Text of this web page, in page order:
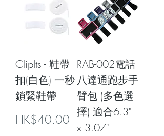
ClipIts - 鞋帶
扣(白色) 一秒
鎖緊鞋帶
價格
HK$40.00
RAB-002電話
八達通跑步手
臂包 (多色選
擇) 適合6.3"
x 3.07"